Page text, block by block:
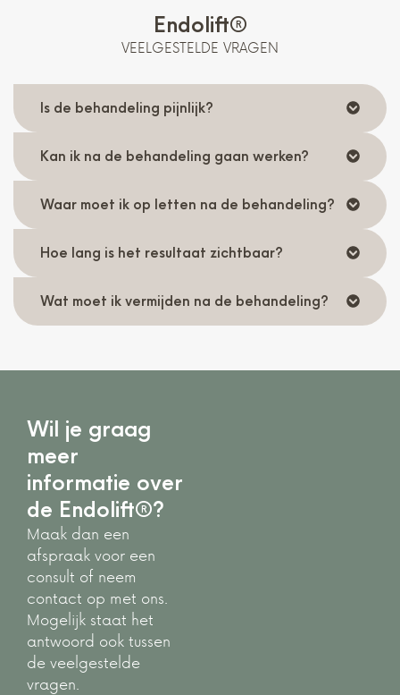
Endolift®
VEELGESTELDE VRAGEN
Is de behandeling pijnlijk?
Kan ik na de behandeling gaan werken?
Waar moet ik op letten na de behandeling?
Hoe lang is het resultaat zichtbaar?
Wat moet ik vermijden na de behandeling?
Wil je graag
meer
informatie over
de Endolift®?
Maak dan een
afspraak voor een
consult of neem
contact op met ons.
Mogelijk staat het
antwoord ook tussen
de veelgestelde
vragen.